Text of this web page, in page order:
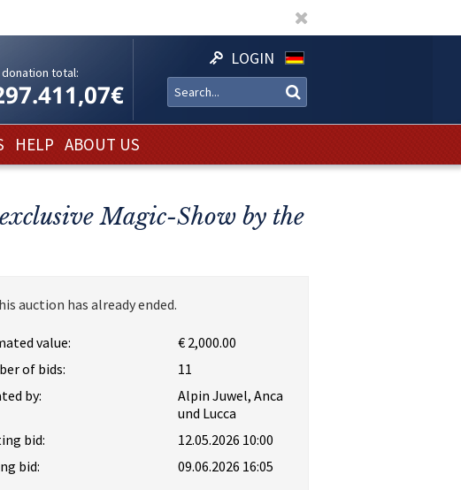
total:
LOGIN
HELP ABOUT US
Magic-Show by the
auction has already ended.
value:
€ 2,000.00
of bids:
11
by:
Alpin Juwel, Anca
und Lucca
bid:
12.05.2026 10:00
bid:
09.06.2026 16:05